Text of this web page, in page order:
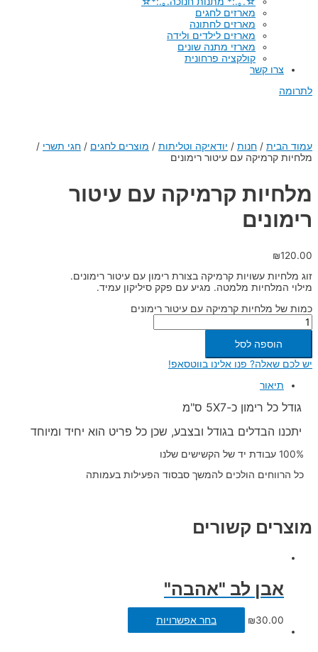
מארזים לחגים
מארזים לחתונה
מארזים לילדים ולידה
מארזי מתנה שונים
קולקציה פרחונית
צרו קשר
לתרומה
עמוד הבית / חנות / יודאיקה וטליתות / מוצרים לחגים / חגי תשרי /
מלחיות קרמיקה עם עיטור רימונים
מלחיות קרמיקה עם עיטור
רימונים
₪120.00
זוג מלחיות עשויות קרמיקה בצורת רימון עם עיטור רימונים.
מילוי המלחיות מלמטה. מגיע עם פקק סיליקון עמיד.
כמות של מלחיות קרמיקה עם עיטור רימונים
הוספה לסל
יש לכם שאלה? פנו אלינו בווטסאפ!
תיאור
גודל כל רימון כ-5X7 ס"מ
יתכנו הבדלים בגודל ובצבע, שכן כל פריט הוא יחיד ומיוחד
כל הרווחים הולכים להמשך סבסוד הפעילות בעמותה
מוצרים קשורים
אבן לב "אהבה"
₪30.00 בחר אפשרויות